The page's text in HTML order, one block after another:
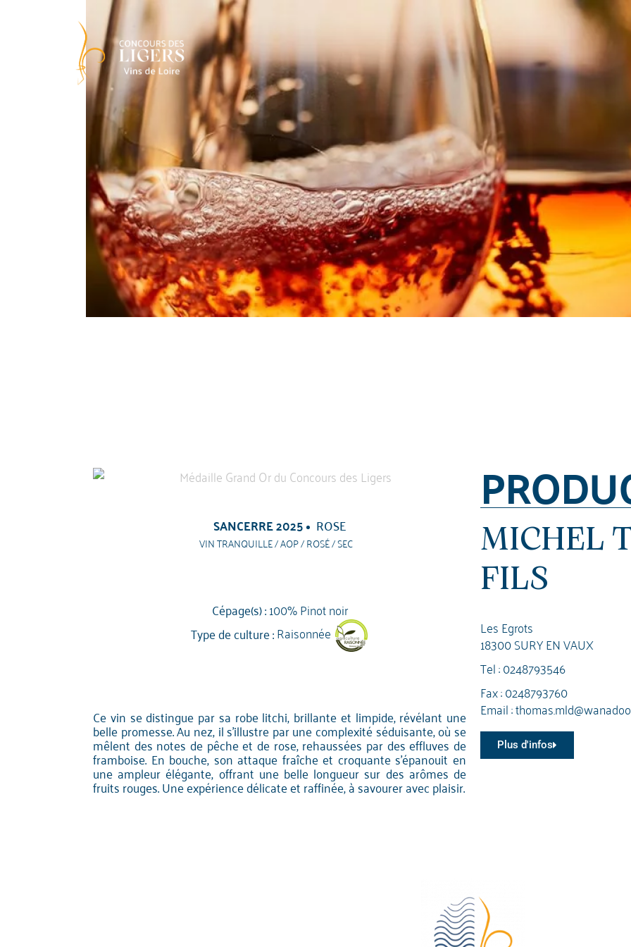
SANCERRE 2025 ROSE
VIN TRANQUILLE / AOP / ROSÉ / SEC
Cépage(s) :100% Pinot noir
Type de culture :Raisonnée
Ce vin se distingue par sa robe litchi, brillante et limpide, révélant une
belle promesse. Au nez, il s'illustre par une complexité séduisante, où se
mêlent des notes de pêche et de rose, rehaussées par des effluves de
framboise. En bouche, son attaque fraîche et croquante s'épanouit en
une ampleur élégante, offrant une belle longueur sur des arômes de
fruits rouges. Une expérience délicate et raffinée, à savourer avec plaisir.
MICHEL
FILS
Les Egrots
18300 SURY EN VAUX
Tel :0248793546
Fax : 0248793760
Email :
Plus d'infos